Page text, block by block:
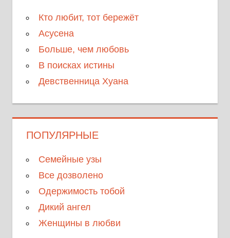
Кто любит, тот бережёт
Асусена
Больше, чем любовь
В поисках истины
Девственница Хуана
ПОПУЛЯРНЫЕ
Семейные узы
Все дозволено
Одержимость тобой
Дикий ангел
Женщины в любви